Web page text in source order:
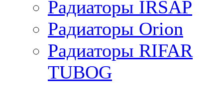
Радиаторы IRSAP
Радиаторы Orion
Радиаторы RIFAR
TUBOG